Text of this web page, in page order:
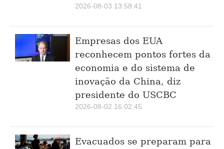
2026-08-03 13:58:41
Empresas dos EUA
reconhecem pontos fortes da
economia e do sistema de
inovação da China, diz
presidente do USCBC
2026-08-02 16:02:45
Evacuados se preparam para